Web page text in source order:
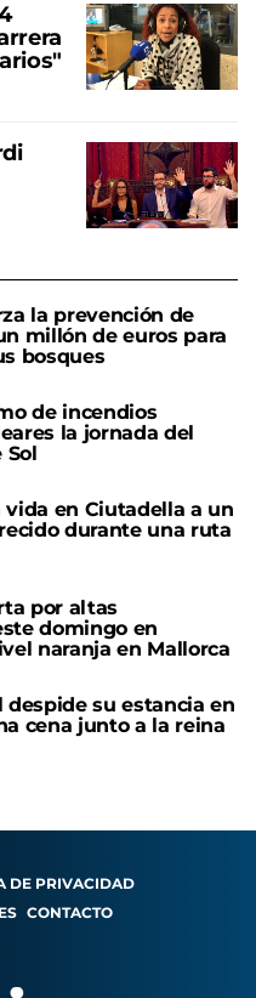
la prevención de
millón de euros para
bosques
de incendios
la jornada del
Sol
vida en Ciutadella a un
durante una ruta
por altas
domingo en
naranja en Mallorca
despide su estancia en
cena junto a la reina
DE PRIVACIDAD
CONTACTO